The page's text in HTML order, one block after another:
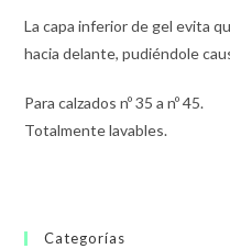
La capa inferior de gel evita
hacia delante, pudiéndole
Para calzados nº 35 a nº 45.
Totalmente lavables.
Categorías